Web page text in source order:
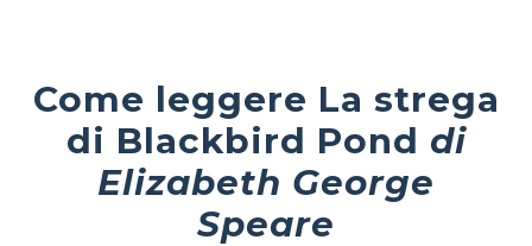
Come leggere La strega
di Blackbird Pond di
Elizabeth George
Speare